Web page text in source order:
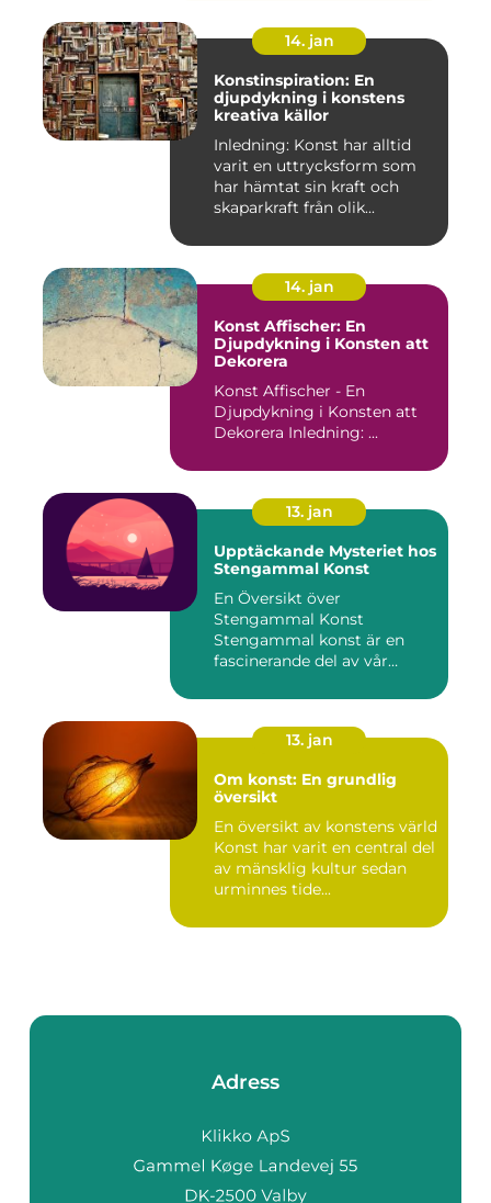
14. jan
Konstinspiration: En
djupdykning i konstens
kreativa källor
Inledning: Konst har alltid
varit en uttrycksform som
har hämtat sin kraft och
skaparkraft från olik...
14. jan
Konst Affischer: En
Djupdykning i Konsten att
Dekorera
Konst Affischer - En
Djupdykning i Konsten att
Dekorera Inledning: ...
13. jan
Upptäckande Mysteriet hos
Stengammal Konst
En Översikt över
Stengammal Konst
Stengammal konst är en
fascinerande del av vår
13. jan
Om konst: En grundlig
översikt
En översikt av konstens värld
Konst har varit en central del
av mänsklig kultur sedan
urminnes tide...
Adress